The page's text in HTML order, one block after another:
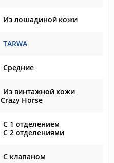
Из лошадиной кожи
TARWA
Средние
Из винтажной кожи
Crazy Horse
С 1 отделением
С 2 отделениями
С клапаном